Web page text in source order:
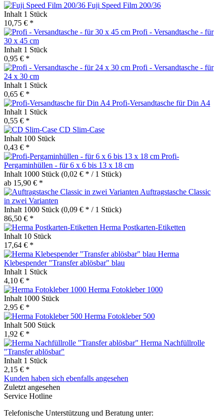
Fuji Speed Film 200/36
Inhalt 1 Stück
10,75 € *
Profi - Versandtasche - für
30 x 45 cm
Inhalt 1 Stück
0,95 € *
Profi - Versandtasche - für
24 x 30 cm
Inhalt 1 Stück
0,65 € *
Profi-Versandtasche für Din A4
Inhalt 1 Stück
0,55 € *
CD Slim-Case
Inhalt 100 Stück
0,43 € *
Profi-
Pergaminhüllen - für 6 x 6 bis 13 x 18 cm
Inhalt 1000 Stück (0,02 € * / 1 Stück)
ab 15,90 € *
Auftragstasche Classic
in zwei Varianten
Inhalt 1000 Stück (0,09 € * / 1 Stück)
86,50 € *
Herma Postkarten-Etiketten
Inhalt 10 Stück
17,64 € *
Herma
Klebespender "Transfer ablösbar" blau
Inhalt 1 Stück
4,10 € *
Herma Fotokleber 1000
Inhalt 1000 Stück
2,95 € *
Herma Fotokleber 500
Inhalt 500 Stück
1,92 € *
Herma Nachfüllrolle
"Transfer ablösbar"
Inhalt 1 Stück
2,15 € *
Kunden haben sich ebenfalls angesehen
Zuletzt angesehen
Service Hotline
Telefonische Unterstützung und Beratung unter: